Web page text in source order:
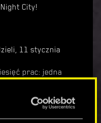
City!
11 stycznia
prac: jedna
tutaj na
wątku (LINK) lub na
contest na naszym